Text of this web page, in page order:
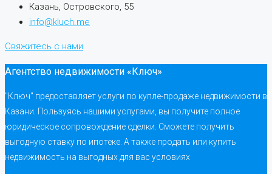
Казань, Островского, 55
info@kluch.me
Свяжитесь с нами
Агентство недвижимости «Ключ»
"Ключ" предоставляет услуги по купле-продаже недвижимости в
Казани. Пользуясь нашими услугами, вы получите полное
юридическое сопровождение сделки. Сможете получить
выгодную ставку по ипотеке. А также продать или купить
недвижимость на выгодных для вас условиях